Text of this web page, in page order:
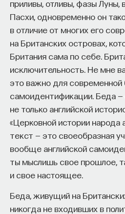
приливы, отливы, фазы Луны,
Пасхи, одновременно он
в отличие от многих его
на Британских островах,
Британия сама по себе.
исключительность. Не мне
это важно для современной
самоидентификации. Беда —
не только английской
«Церковной истории народа
текст — это своеобразная
вообще английской
ты мыслишь свое прошлое,
и свое настоящее.
Беда, живущий на
никогда не входивших в